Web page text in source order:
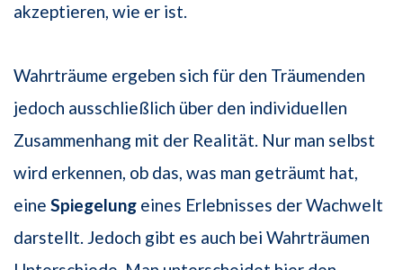
akzeptieren, wie er ist.
Wahrträume ergeben sich für den Träumenden
jedoch ausschließlich über den individuellen
Zusammenhang mit der Realität. Nur man selbst
wird erkennen, ob das, was man geträumt hat,
eine Spiegelung eines Erlebnisses der Wachwelt
darstellt. Jedoch gibt es auch bei Wahrträumen